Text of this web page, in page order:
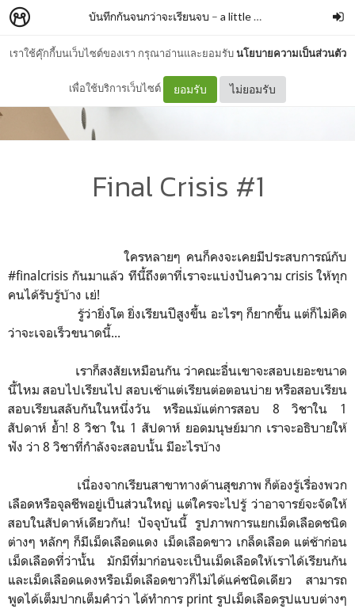
เราใช้คุ๊กกี้บนเว็บไซต์ของเรา กรุณาอ่านและยอมรับนโยบายความเป็นส่วนตัว
เพื่อใช้บริการเว็บไซต์ ยอมรับ ไม่ยอมรับ
บันทึกกันจนกว่าจะเรียนจบ – a little student
Final Crisis #1
ใครหลายๆ คนก็คงจะเคยมีประสบการณ์กับ
#finalcrisis กันมาแล้ว ทีนี้ถึงตาที่เราจะแบ่งปันความ crisis ให้ทุก
คนได้รับรู้บ้าง เย่!
รู้ว่ายิ่งโต ยิ่งเรียนปีสูงขึ้น อะไรๆ ก็ยากขึ้น แต่ก็ไม่คิด
ว่าจะเจอเร็วขนาดนี้...
เราก็สงสัยเหมือนกัน ว่าคณะอื่นเขาจะสอบเยอะขนาด
นี้ไหม สอบไปเรียนไป สอบเช้าแต่เรียนต่อตอนบ่าย หรือสอบเรียน
สอบเรียนสลับกันในหนึ่งวัน หรือแม้แต่การสอบ 8 วิชาใน 1
สัปดาห์ ย้ำ! 8 วิชา ใน 1 สัปดาห์ ยอดมนุษย์มาก เราจะอธิบายให้
ฟัง ว่า 8 วิชาที่กำลังจะสอบนั้น มีอะไรบ้าง
เนื่องจากเรียนสาขาทางด้านสุขภาพ ก็ต้องรู้เรื่องพวก
เลือดหรือจุลชีพอยู่เป็นส่วนใหญ่ แต่ใครจะไปรู้ ว่าอาจารย์จะจัดให้
สอบในสัปดาห์เดียวกัน! ปัจจุบันนี้ รูปภาพการแยกเม็ดเลือดชนิด
ต่างๆ หลักๆ ก็มีเม็ดเลือดแดง เม็ดเลือดขาว เกล็ดเลือด แต่ช้าก่อน
เม็ดเลือดที่ว่านั้น มักมีที่มาก่อนจะเป็นเม็ดเลือดให้เราได้เรียนกัน
และเม็ดเลือดแดงหรือเม็ดเลือดขาวก็ไม่ได้แค่ชนิดเดียว สามารถ
พูดได้เต็มปากเต็มคำว่า ได้ทำการ print รูปเม็ดเลือดรูปแบบต่างๆ